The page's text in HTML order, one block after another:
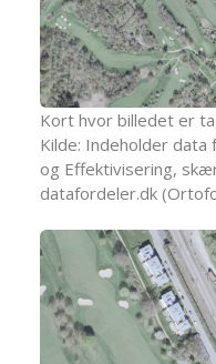
Kort hvor billedet er
Kilde: Indeholder
og Effektivisering,
datafordeler.dk